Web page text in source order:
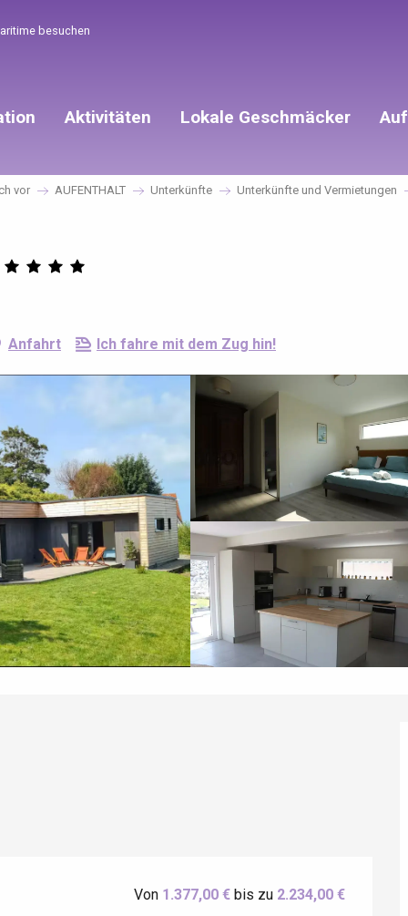
besuchen
Lille 2h30
Aktivitäten Lokale Geschmäcker
vor AUFENTHALT Unterkünfte Unterkünfte und Vermietungen
Anfahrt Ich fahre mit dem Zug hin!
Von 1.377,00 € bis zu 2.234,00 €